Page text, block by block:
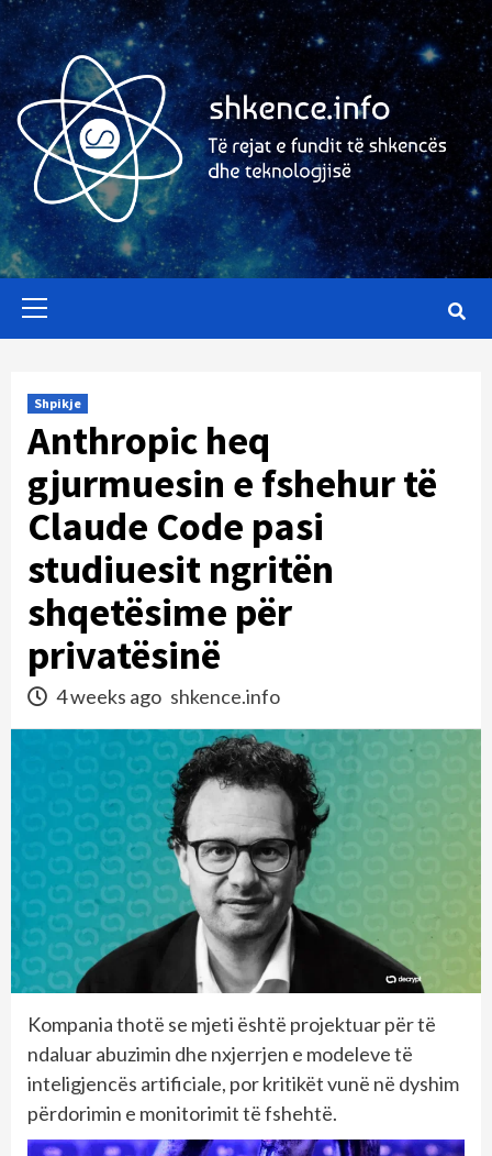
Skip
to
content
Primary
Shpikje
Anthropic heq
gjurmuesin e fshehur të
Claude Code pasi
studiuesit ngritën
shqetësime për
privatësinë
4 weeks ago shkence.info
Kompania thotë se mjeti është projektuar për të
ndaluar abuzimin dhe nxjerrjen e modeleve të
inteligjencës artificiale, por kritikët vunë në dyshim
përdorimin e monitorimit të fshehtë.